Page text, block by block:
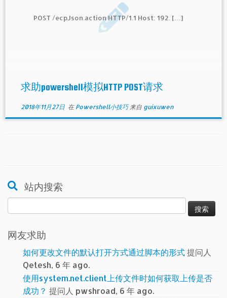
POST /ecpJson.action HTTP/1.1 Host: 192. […]
求助powershell模拟HTTP POST请求
2018年11月27日在 Powershell小技巧来自 guixuwen
站内搜索
索：
网友求助
如何更改文件的默认打开方式通过脚本的形式提问人
Qetesh, 6 年 ago.
使用system.net.client上传文件时如何获取上传是否
成功？ 提问人 pwshroad, 6 年 ago.